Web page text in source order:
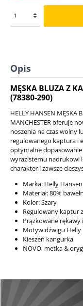
Opis
MĘSKA BLUZA Z
(78380-290)
HELLY HANSEN MĘSKA
MANCHESTER oferuje
noszenia na czas wolny
regulowanego kaptura i
optymalne
wyrazistemu nadrukowi
charakter i zawsze
Marka: Helly Hansen
Materiał: 80%
Kolor: Szary
Regulowany kaptur
Prążkowane rękawy
Motyw dźwigu
Kieszeń kangurka
NOVO, metka &